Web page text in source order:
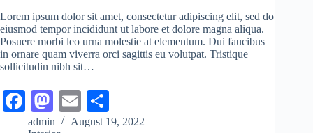
Lorem ipsum dolor sit amet, consectetur adipiscing elit, sed do
eiusmod tempor incididunt ut labore et dolore magna aliqua.
Posuere morbi leo urna molestie at elementum. Dui faucibus
in ornare quam viverra orci sagittis eu volutpat. Tristique
sollicitudin nibh sit…
Fa
ce
M
as
E
m ha
admin
August 19, 2022